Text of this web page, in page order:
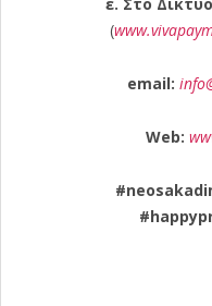
(
email:
Web: